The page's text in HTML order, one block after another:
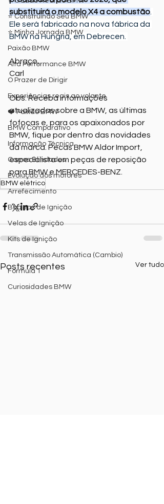
⭐ Construindo Seu BMW
⭐ Minha Jornada BMW
Paixão BMW
Alta Performance BMW
O Prazer de Dirigir
Experiências reais ao volante
❤️ Paixão BMW
BMW Comparativo
Informação Técnica
Carros Blindados
Evolução dos motores
Arrefecimento
Bobinas de Ignição
Velas de Ignição
Kits de Ignição
Transmissão Automática (Cambio)
Formula 1
Curiosidades BMW
substituirá o modelo X4 a combustão
Ele será fabricado na nova fábrica da
BMW na Hungria, em Debrecen.
Abraço,
Carl
Obs: Receba informações
atualizadas sobre a BMW, as últimas
fofocas e, para os apaixonados por
BMW, fique por dentro das novidades
da marca. Pecas BMW Aldor Import,
especialista em peças de reposição
para BMW e MERCEDES-BENZ.
BMW elétrico
Posts recentes Ver tudo